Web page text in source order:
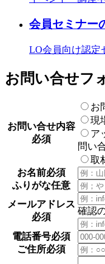
会員セミナー
LO会員向け認定
お問い合せフ
お問い合せ内容
必須
お
現
ア
問い
取
お名前必須
ふりがな任意
メールアドレス
必須
確認
電話番号必須
ご住所必須